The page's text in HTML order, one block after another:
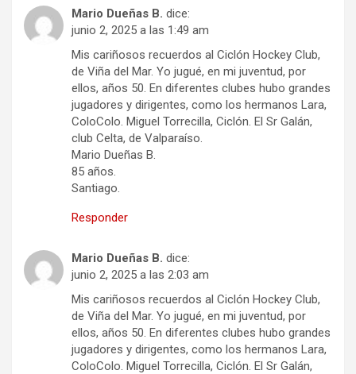
Mario Dueñas B. dice:
junio 2, 2025 a las 1:49 am
Mis cariñosos recuerdos al Ciclón Hockey Club,
de Viña del Mar. Yo jugué, en mi juventud, por
ellos, años 50. En diferentes clubes hubo grandes
jugadores y dirigentes, como los hermanos Lara,
ColoColo. Miguel Torrecilla, Ciclón. El Sr Galán,
club Celta, de Valparaíso.
Mario Dueñas B.
85 años.
Santiago.
Responder
Mario Dueñas B. dice:
junio 2, 2025 a las 2:03 am
Mis cariñosos recuerdos al Ciclón Hockey Club,
de Viña del Mar. Yo jugué, en mi juventud, por
ellos, años 50. En diferentes clubes hubo grandes
jugadores y dirigentes, como los hermanos Lara,
ColoColo. Miguel Torrecilla, Ciclón. El Sr Galán,